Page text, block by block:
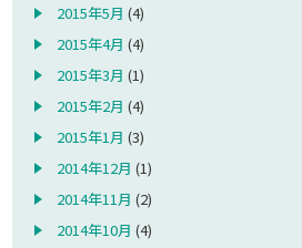
2015年5月 (4)
2015年4月 (4)
2015年3月 (1)
2015年2月 (4)
2015年1月 (3)
2014年12月 (1)
2014年11月 (2)
2014年10月 (4)